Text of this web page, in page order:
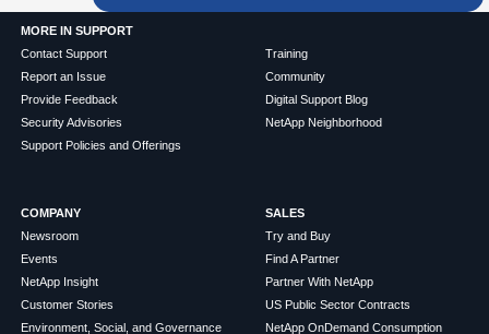
MORE IN SUPPORT
Contact Support
Report an Issue
Provide Feedback
Security Advisories
Support Policies and Offerings
Training
Community
Digital Support Blog
NetApp Neighborhood
COMPANY
Newsroom
Events
NetApp Insight
Customer Stories
Environment, Social, and Governance
SALES
Try and Buy
Find A Partner
Partner With NetApp
US Public Sector Contracts
NetApp OnDemand Consumption